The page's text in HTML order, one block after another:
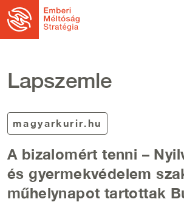
Ugrás a tartalomra
Lapszemle
magyarkurir.hu
A bizalomért tenni –
és gyermekvédelem
műhelynapot tartottak